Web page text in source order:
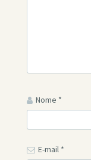
Nome *
E-mail *